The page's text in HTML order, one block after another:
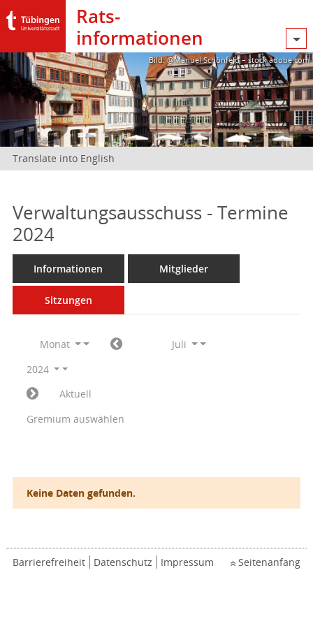
Rats­
informationen
Bild: @Manuel Schönfeld – stock.adobe.com
Translate into English
Verwaltungsausschuss - Termine
2024
Informationen Mitglieder
Sitzungen
Monat
Juli
2024
Aktuell
Gremium auswählen
Keine Daten gefunden.
Barrierefreiheit Datenschutz Impressum Seitenanfang